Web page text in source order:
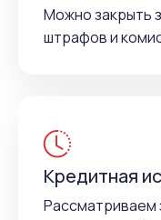
Можно закрыть
штрафов и
Кредитная
Рассматриваем